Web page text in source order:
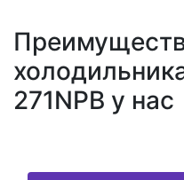
271NPB у нас